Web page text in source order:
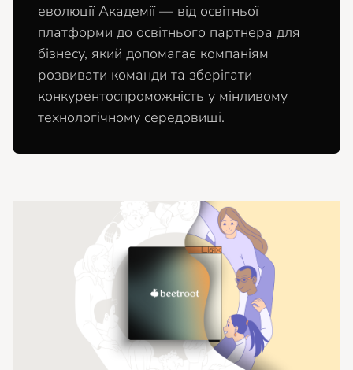
еволюції Академії — від освітньої
платформи до освітнього партнера для
бізнесу, який допомагає компаніям
розвивати команди та зберігати
конкурентоспроможність у мінливому
технологічному середовищі.